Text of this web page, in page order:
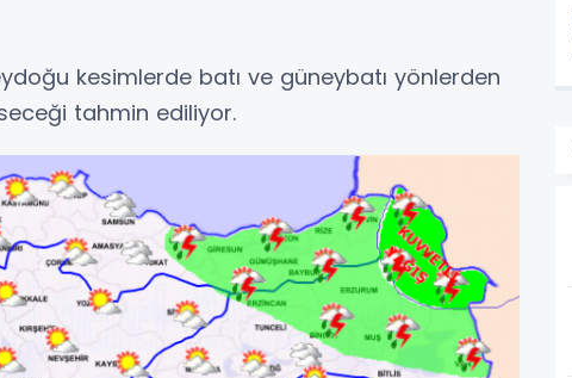
kesimlerde batı ve güneybatı yönlerden
tahmin ediliyor.